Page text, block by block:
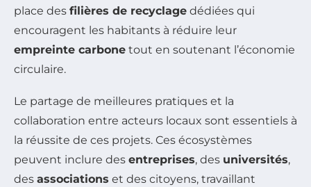
place des filières de recyclage dédiées qui
encouragent les habitants à réduire leur
empreinte carbone tout en soutenant l’économie
circulaire.
Le partage de meilleures pratiques et la
collaboration entre acteurs locaux sont essentiels à
la réussite de ces projets. Ces écosystèmes
peuvent inclure des entreprises, des universités,
des associations et des citoyens, travaillant